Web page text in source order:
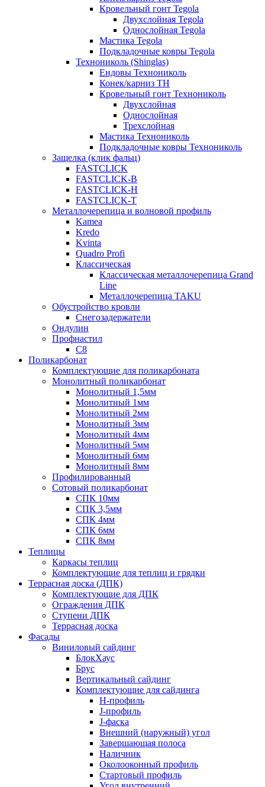
Кровельный гонт Tegola
Двухслойная Tegola
Однослойная Tegola
Мастика Tegola
Подкладочные ковры Tegola
Технониколь (Shinglas)
Ендовы Технониколь
Конек/карниз ТН
Кровельный гонт Технониколь
Двухслойная
Однослойная
Трехслойная
Мастика Технониколь
Подкладочные ковры Технониколь
Защелка (клик фальц)
FASTCLICK
FASTCLICK-B
FASTCLICK-H
FASTCLICK-T
Металлочерепица и волновой профиль
Kamea
Kredo
Kvinta
Quadro Profi
Классическая
Классическая металлочерепица Grand
Line
Металлочерепица TAKU
Обустройство кровли
Снегозадержатели
Ондулин
Профнастил
С8
Поликарбонат
Комплектующие для поликарбоната
Монолитный поликарбонат
Монолитный 1,5мм
Монолитный 1мм
Монолитный 2мм
Монолитный 3мм
Монолитный 4мм
Монолитный 5мм
Монолитный 6мм
Монолитный 8мм
Профилированный
Сотовый поликарбонат
СПК 10мм
СПК 3,5мм
СПК 4мм
СПК 6мм
СПК 8мм
Теплицы
Каркасы теплиц
Комплектующие для теплиц и грядки
Террасная доска (ДПК)
Комплектующие для ДПК
Ограждения ДПК
Ступени ДПК
Террасная доска
Фасады
Виниловый сайдинг
БлокХаус
Брус
Вертикальный сайдинг
Комплектующие для сайдинга
H-профиль
J-профиль
J-фаска
Внешний (наружный) угол
Завершающая полоса
Наличник
Околооконный профиль
Стартовый профиль